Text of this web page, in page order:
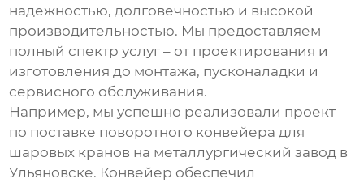
надежностью, долговечностью и высокой
производительностью. Мы предоставляем
полный спектр услуг – от проектирования и
изготовления до монтажа, пусконаладки и
сервисного обслуживания.
Например, мы успешно реализовали проект
по поставке поворотного конвейера для
шаровых кранов на металлургический завод в
Ульяновске. Конвейер обеспечил